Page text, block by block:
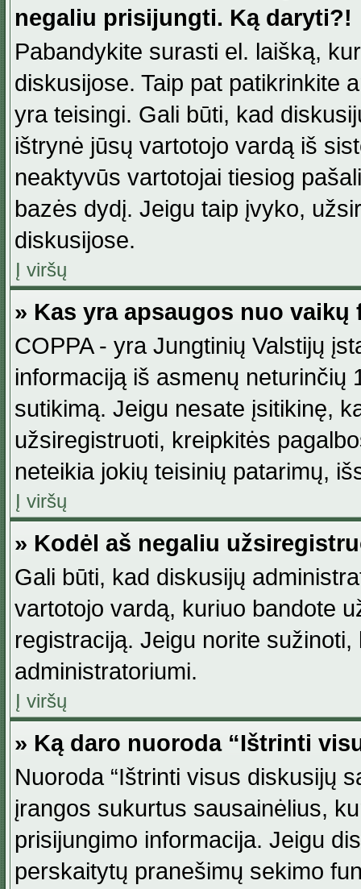
negaliu prisijungti. Ką daryti?!
Pabandykite surasti el. laišką,
diskusijose. Taip pat patikrinkite
yra teisingi. Gali būti, kad
ištrynė jūsų vartotojo vardą iš
neaktyvūs vartotojai tiesiog
bazės dydį. Jeigu taip įvyko,
diskusijose.
Į viršų
» Kas yra apsaugos nuo vaikų
COPPA - yra Jungtinių Valstijų
informaciją iš asmenų neturinčių
sutikimą. Jeigu nesate įsitikinę,
užsiregistruoti, kreipkitės
neteikia jokių teisinių patarimų,
Į viršų
» Kodėl aš negaliu
Gali būti, kad diskusijų
vartotojo vardą, kuriuo bandote
registraciją. Jeigu norite
administratoriumi.
Į viršų
» Ką daro nuoroda “Ištrinti
Nuoroda “Ištrinti visus diskusijų
įrangos sukurtus sausainėlius,
prisijungimo informacija. Jeigu
perskaitytų pranešimų sekimo